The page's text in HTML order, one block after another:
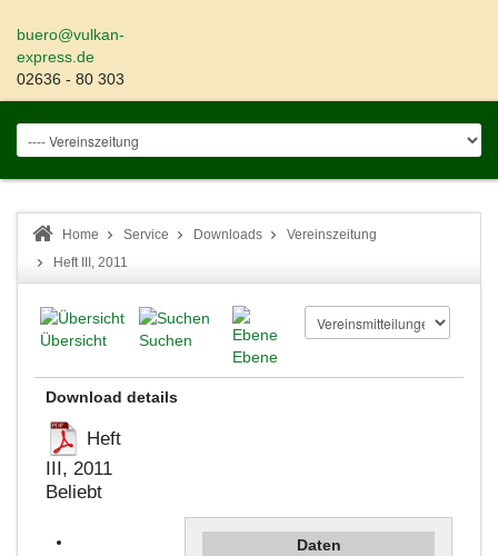
buero@vulkan-
express.de
02636 - 80 303
Home Service Downloads
Vereinszeitung
Heft III, 2011
Übersicht
Suchen
Ebene
Download details
Heft
III, 2011
Beliebt
Daten